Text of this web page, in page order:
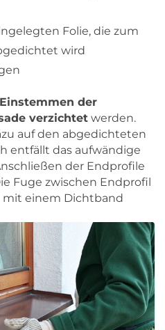
Folie, die zum
wird
der
verzichtet werden.
auf den abgedichteten
entfällt das aufwändige
der Endprofile
Fuge zwischen Endprofil
mit einem Dichtband